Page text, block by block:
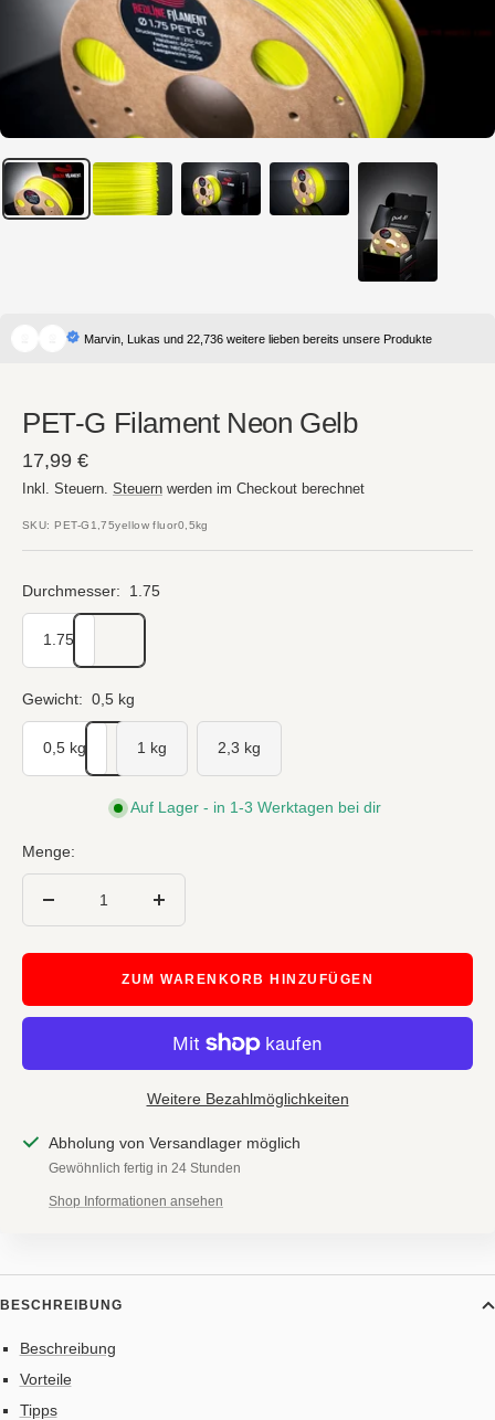
Marvin, Lukas und 22,736 weitere lieben bereits unsere Produkte
PET-G Filament Neon Gelb
Angebotspreis
17,99 €
Inkl. Steuern. Steuern werden im Checkout berechnet
SKU:PET-G1,75yellow fluor0,5kg
Durchmesser: 1.75
1.75
Gewicht: 0,5 kg
0,5 kg 1 kg 2,3 kg
Auf Lager - in 1-3 Werktagen bei dir
Menge:
Menge
ZUM WARENKORB HINZUFÜGEN
Weitere Bezahlmöglichkeiten
Abholung von Versandlager möglich
Gewöhnlich fertig in 24 Stunden
Shop Informationen ansehen
BESCHREIBUNG
Beschreibung
Vorteile
Tipps